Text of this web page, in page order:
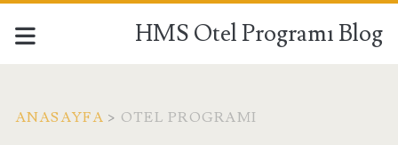
HMS Otel Programı Blog
ANASAYFA > OTEL PROGRAMI